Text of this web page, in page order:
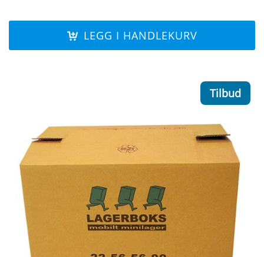
LEGG I HANDLEKURV
Tilbud